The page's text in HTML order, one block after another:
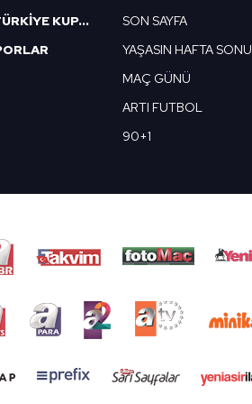
ZİRAAT TÜRKİYE KUPASI
SON SAYFA
YAŞASIN HAFTA SONU
MAÇ GÜNÜ
ARTI FUTBOL
90+1